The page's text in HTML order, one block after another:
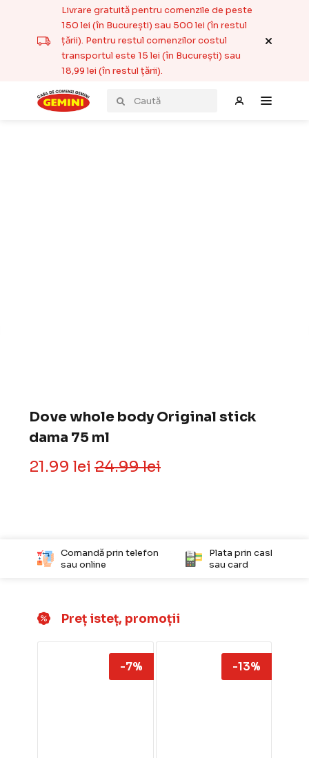
Livrare gratuită pentru comenzile de peste
150 lei (în București) sau 500 lei (în restul
țării). Pentru restul comenzilor costul
transportul este 15 lei (în București) sau
18,99 lei (în restul țării).
Dove whole body Original stick
dama 75 ml
21.99 lei 24.99 lei
Comandă prin telefon
sau online
Plata prin cash,
sau card
Preț isteț, promoții
-7% -13%